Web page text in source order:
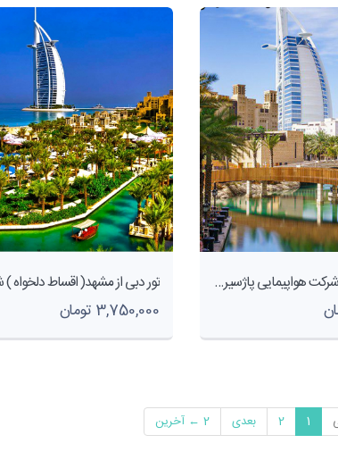
تور دبی ازمشهد - شرکت هواپیمایی پاژسیر مجری تور های اقساطی(اقساط دلخواه )
3,750,000 تومان
1
2 بعدی 2 ← آخرین